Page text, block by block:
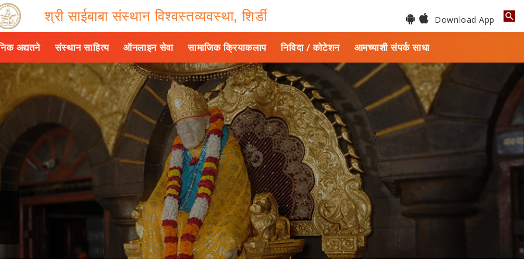
श्री साईबाबा संस्थान विश्वस्तव्यवस्था, शिर्डी Download App
अद्यतने संस्थान साहित्य ऑनलाइन सेवा सामाजिक क्रियाकलाप निविदा / कोटेशन आमच्याशी संपर्क साधा